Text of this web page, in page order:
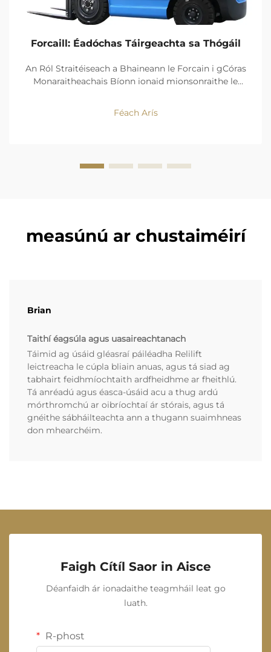
Forcaill: Éadóchas Táirgeachta sa Thógáil
An Ról Straitéiseach a Bhaineann le Forcain i gCóras
Monaraitheachais Bíonn ionaid mionsonraithe le
gcórais aistriú áiteanna i gcomparáid le hoibríochtaí
láimhe. Opthaimíonn na gluaisteáin seo leanúint ar
Féach Arís
measúnú ar chustaiméirí
Brian
Taithí éagsúla agus uasaireachtanach
Táimid ag úsáid gléasraí páiléadha Relilift
leictreacha le cúpla bliain anuas, agus tá siad ag
tabhairt feidhmíochtaith ardfheidhme ar fheithlú.
Tá anréadú agus éasca-úsáid acu a thug ardú
mórthromchú ar oibríochtaí ár stórais, agus tá
gnéithe sábháilteachta ann a thugann suaimhneas
don mhearchéim.
Faigh Cítíl Saor in Aisce
Déanfaidh ár ionadaithe teagmháil leat go
luath.
R-phost